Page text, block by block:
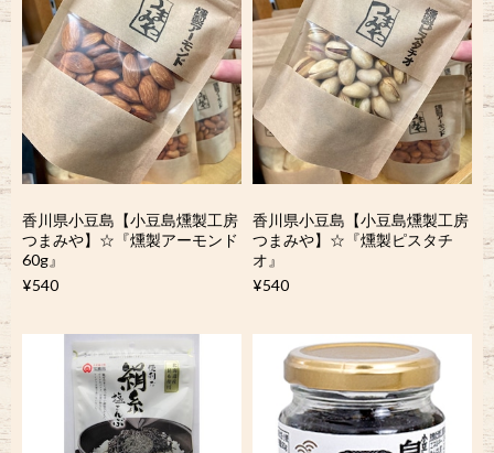
香川県小豆島【小豆島燻製工房
つまみや】☆『燻製アーモンド
60g』
¥540
香川県小豆島【小豆島燻製工房
つまみや】☆『燻製ピスタチ
オ』
¥540